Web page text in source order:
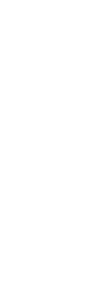
El consejo de
el miércoles el
viene de
Junta de